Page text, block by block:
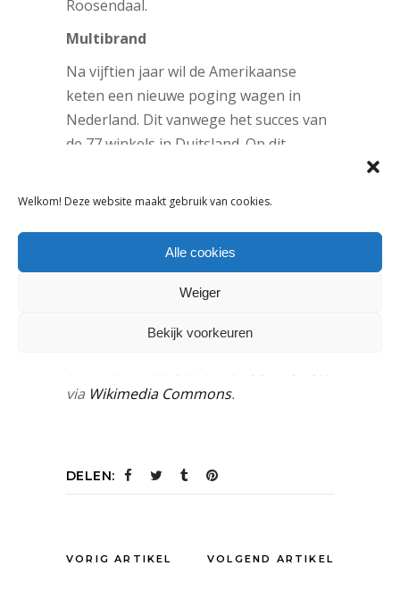
Welkom! Deze website maakt gebruik van cookies.
Alle cookies
Weiger
Bekijk voorkeuren
Roosendaal.
Multibrand
Na vijftien jaar wil de Amerikaanse
keten een nieuwe poging wagen in
Nederland. Dit vanwege het succes van
de 77 winkels in Duitsland. Op dit
landen. Het bedrijf maakt deel uit van
vervolgens met 60 procent korting
” by
via Wikimedia Commons.
DELEN:
VORIG ARTIKEL VOLGEND ARTIKEL